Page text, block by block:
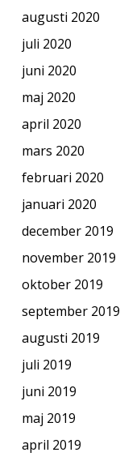
augusti 2020
juli 2020
juni 2020
maj 2020
april 2020
mars 2020
februari 2020
januari 2020
december 2019
november 2019
oktober 2019
september 2019
augusti 2019
juli 2019
juni 2019
maj 2019
april 2019